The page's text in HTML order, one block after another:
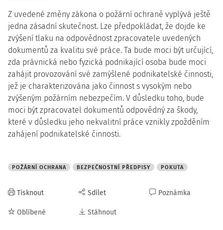
Z uvedené změny zákona o požární ochraně vyplývá ještě
jedna zásadní skutečnost. Lze předpokládat, že dojde ke
zvýšení tlaku na odpovědnost zpracovatele uvedených
dokumentů za kvalitu své práce. Ta bude moci být určující,
zda právnická nebo fyzická podnikající osoba bude moci
zahájit provozování své zamýšlené podnikatelské činnosti,
jež je charakterizována jako činnost s vysokým nebo
zvýšeným požárním nebezpečím. V důsledku toho, bude
moci být zpracovatel dokumentů odpovědný za škody,
které v důsledku jeho nekvalitní práce vznikly zpožděním
zahájení podnikatelské činnosti.
POŽÁRNÍ OCHRANA BEZPEČNOSTNÍ PŘEDPISY POKUTA
Tisknout
Oblíbené
Sdílet
Stáhnout
Poznámka